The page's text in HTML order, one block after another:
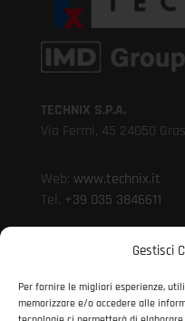
Gestisci
Per fornire le migliori esperienze,
memorizzare e/o accedere alle
TECHNIX S.P.A.
Via Fermi, 45 24050
Web: www.technix.it
Tel. +39 035 3846611
Mail:
Mail:info@technix.it